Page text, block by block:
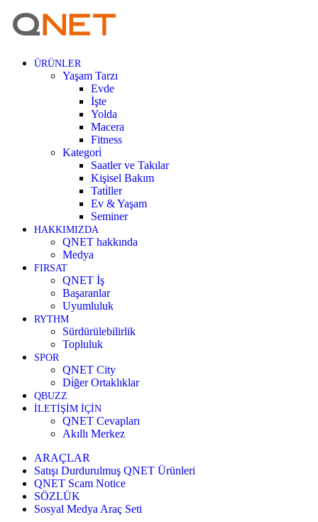
ÜRÜNLER
Yaşam Tarzı
Evde
İşte
Yolda
Macera
Fitness
Kategori̇
Saatler ve Takılar
Kişisel Bakım
Tati̇ller
Ev & Yaşam
Seminer
HAKKIMIZDA
QNET hakkında
Medya
FIRSAT
QNET İş
Başaranlar
Uyumluluk
RYTHM
Sürdürülebilirlik
Topluluk
SPOR
QNET City
Di̇ğer Ortaklıklar
QBUZZ
İLETİŞİM İÇİN
QNET Cevapları
Akıllı Merkez
ARAÇLAR
Satışı Durdurulmuş QNET Ürünleri
QNET Scam Notice
SÖZLÜK
Sosyal Medya Araç Seti